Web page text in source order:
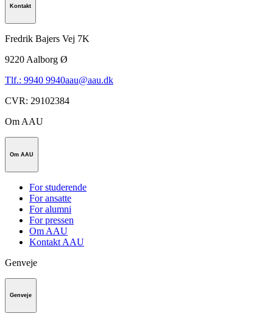
Kontakt
Fredrik Bajers Vej 7K
9220 Aalborg Ø
Tlf.: 9940 9940aau@aau.dk
CVR: 29102384
Om AAU
Om AAU
For studerende
For ansatte
For alumni
For pressen
Om AAU
Kontakt AAU
Genveje
Genveje